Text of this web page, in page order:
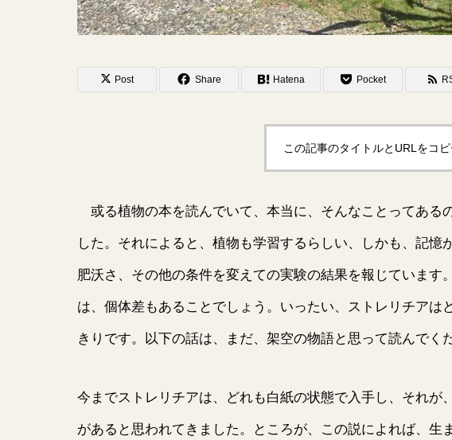
Post Share Hatena Pocket
この記事のタイトルとURLをコ
或る植物の本を読んでいて、本当に、そんなことってある
した。それによると、植物も学習するらしい、しかも、記憶
肥沃さ、その他の条件を変えての実験の結果を報じています
は、個体差もあることでしょう。いったい、ストレリチアは
きりです。以下の話は、まだ、架空の物語と思って読んでく
今までストレリチアは、どれも白紙の状態で入手し、それが
があると思われてきました。ところが、この説によれば、生